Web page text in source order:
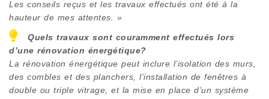
Les conseils reçus et les travaux effectués ont été à la
hauteur de mes attentes. »
Quels travaux sont couramment effectués lors
d’une rénovation énergétique?
La rénovation énergétique peut inclure l’isolation des murs,
des combles et des planchers, l’installation de fenêtres à
double ou triple vitrage, et la mise en place d’un système